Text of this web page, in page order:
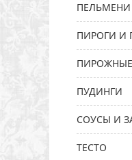
ПИРОГИ И
ПУДИНГИ
СОУСЫ И
ТЕСТО